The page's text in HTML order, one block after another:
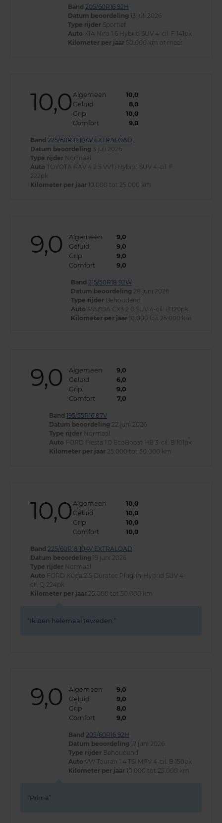
Band 205/60R16 92H
Datum beoordeling 13 juli 2026
Type rijder Sportief
Auto KIA Niro 1.6 Hybrid SUV 4-cil. F 141pk
Kilometer per jaar 50.000 km of meer
10,0 Algemeen
10,0
Geluid
8,0
Grip
10,0
Comfort
9,0
Band 225/60R18 104V EXTRALOAD
Datum beoordeling 3 juli 2026
Type rijder Normaal
Auto TOYOTA RAV 4 2.5 VVTi Hybrid SUV 4-cil. F
222pk
Kilometer per jaar 10.000 tot 25.000 km
9,0 Algemeen
9,0
Geluid
9,0
Grip
9,0
Comfort
9,0
Band 215/50R18 92W
Datum beoordeling 28 juni 2026
Type rijder Behoudend
Auto MAZDA CX3 2.0 SUV 4-cil. B 120pk
Kilometer per jaar 10.000 tot 25.000 km
9,0 Algemeen
9,0
Geluid
6,0
Grip
9,0
Comfort
7,0
Band 195/55R16 87V
Datum beoordeling 22 juni 2026
Type rijder Normaal
Auto FORD Fiesta 1.0 EcoBoost HB 3-cil. B 101pk
Kilometer per jaar 25.000 tot 50.000 km
10,0 Algemeen
10,0
Geluid
10,0
Grip
10,0
Comfort
10,0
Band 225/60R18 104V EXTRALOAD
Datum beoordeling 19 juni 2026
Type rijder Normaal
Auto FORD Kuga 2.5 Duratec Plug-in-Hybrid SUV 4-
cil. Q 224pk
Kilometer per jaar 25.000 tot 50.000 km
Ik ben helemaal tevreden.
9,0 Algemeen
9,0
Geluid
9,0
Grip
8,0
Comfort
9,0
Band 205/60R16 92H
Datum beoordeling 17 juni 2026
Type rijder Behoudend
Auto VW Touran 1.4 TSi MPV 4-cil. B 150pk
Kilometer per jaar 10.000 tot 25.000 km
Prima